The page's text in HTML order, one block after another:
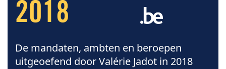
2018
De mandaten, ambten en beroepen
uitgeoefend door Valérie Jadot in 2018